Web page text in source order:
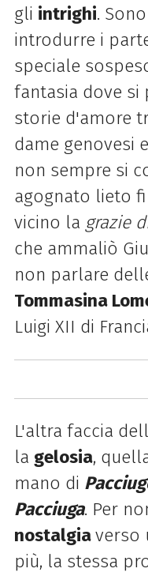
gli intrighi.
introdurre i
speciale
fantasia dove si
storie d'amore
dame genovesi
non sempre si
agognato lieto
vicino la grazie
che ammaliò
non parlare
Tommasina
Luigi XII di
L'altra faccia
la gelosia,
mano di
Pacciuga. Per
nostalgiaverso
più, la stessa